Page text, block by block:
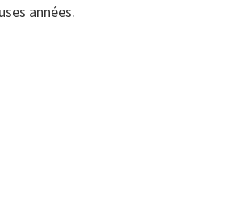
années.